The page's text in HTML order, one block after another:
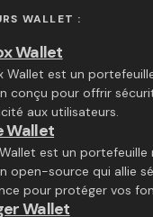
WALLET :
Wallet
Wallet est un
conçu pour offrir
aux utilisateurs.
Wallet
est un portefeuille
open-source qui allie
pour protéger vos
Wallet